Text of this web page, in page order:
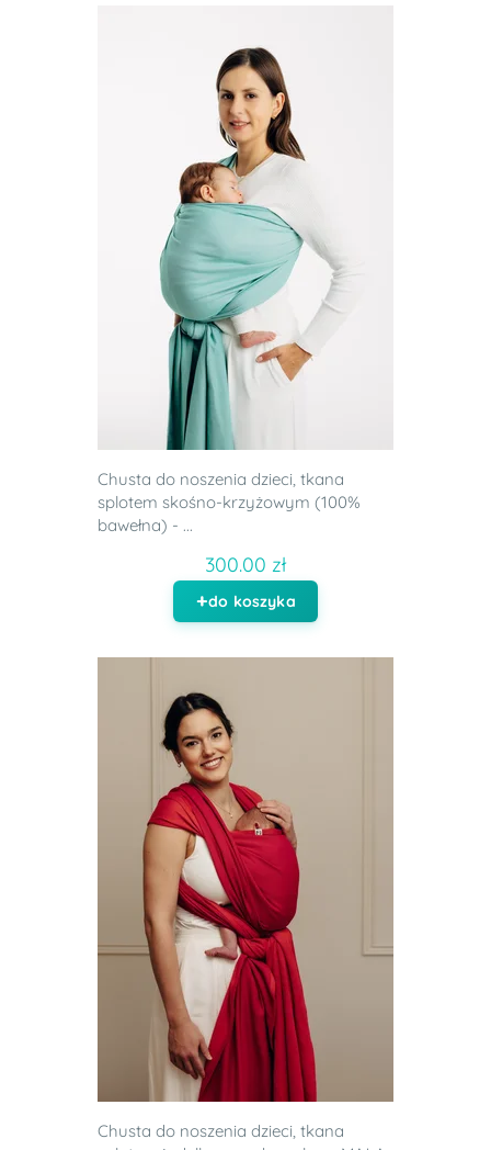
Chusta do noszenia dzieci, tkana
splotem skośno-krzyżowym (100%
bawełna) - ...
300.00 zł
do koszyka
Chusta do noszenia dzieci, tkana